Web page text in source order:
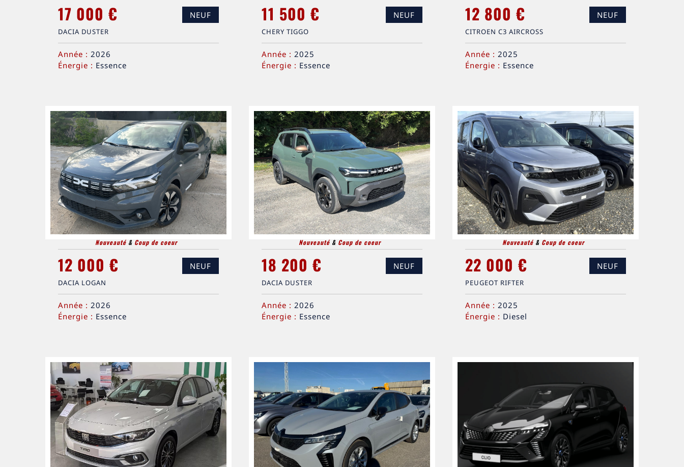
17 000 € NEUF
DACIA DUSTER
Année : 2026
Énergie : Essence
11 500 € NEUF
CHERY TIGGO
Année : 2025
Énergie : Essence
12 800 € NEUF
CITROEN C3 AIRCROSS
Année : 2025
Énergie : Essence
Nouveauté& Coup de coeur
12 000 € NEUF
DACIA LOGAN
Année : 2026
Énergie : Essence
Nouveauté& Coup de coeur
18 200 € NEUF
DACIA DUSTER
Année : 2026
Énergie : Essence
Nouveauté& Coup de coeur
22 000 € NEUF
PEUGEOT RIFTER
Année : 2025
Énergie : Diesel